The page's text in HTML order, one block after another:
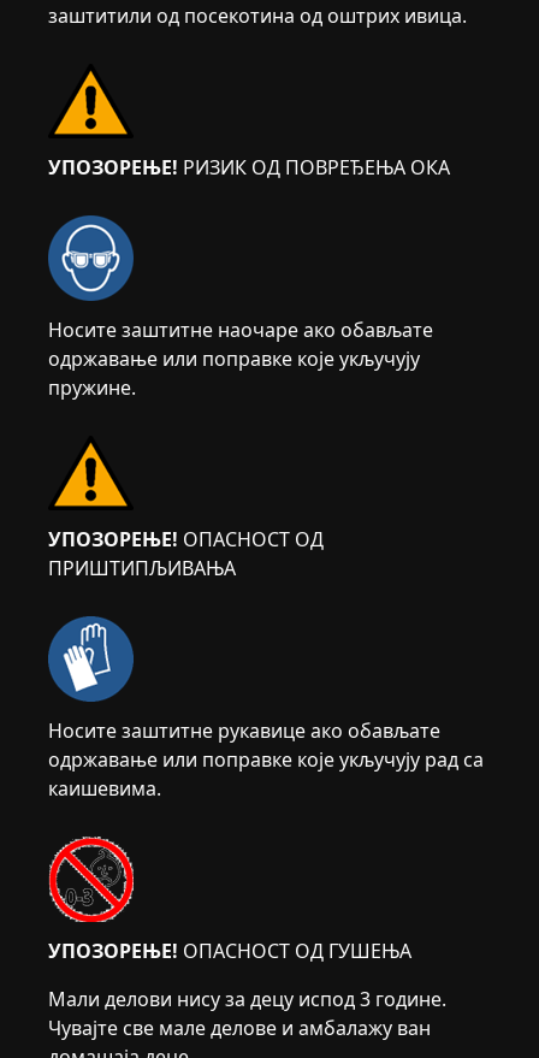
заштитили од посекотина од оштрих ивица.
УПОЗОРЕЊЕ! РИЗИК ОД ПОВРЕЂЕЊА ОКА
Носите заштитне наочаре ако обављате
одржавање или поправке које укључују
пружине.
УПОЗОРЕЊЕ! ОПАСНОСТ ОД
ПРИШТИПЉИВАЊА
Носите заштитне рукавице ако обављате
одржавање или поправке које укључују рад са
каишевима.
УПОЗОРЕЊЕ! ОПАСНОСТ ОД ГУШЕЊА
Мали делови нису за децу испод 3 године.
Чувајте све мале делове и амбалажу ван